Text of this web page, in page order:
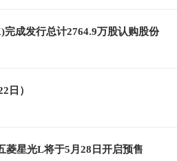
成发行总计2764.9万股认购股份
日）
菱星光L将于5月28日开启预售